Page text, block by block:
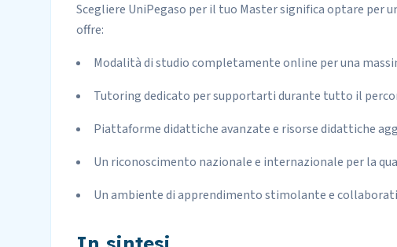
Scegliere UniPegaso per il tuo Master significa optare per
offre:
Modalità di studio completamente online per una
Tutoring dedicato per supportarti durante tutto il
Piattaforme didattiche avanzate e risorse didattiche
Un riconoscimento nazionale e internazionale per la
Un ambiente di apprendimento stimolante e